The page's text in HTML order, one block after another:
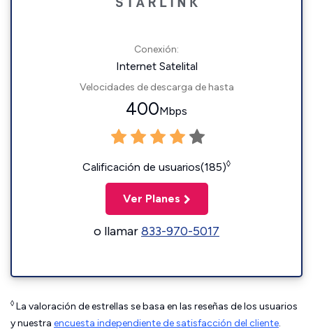
Conexión:
Internet Satelital
Velocidades de descarga de hasta
400Mbps
Calificación de usuarios(185)◊
Ver Planes
o llamar833-970-5017
◊ La valoración de estrellas se basa en las reseñas de los usuarios
y nuestra encuesta independiente de satisfacción del cliente.